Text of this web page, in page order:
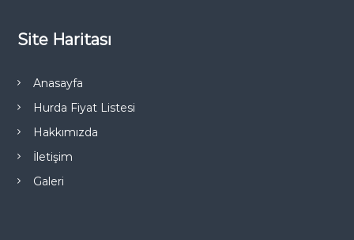
Site Haritası
Anasayfa
Hurda Fiyat Listesi
Hakkımızda
İletişim
Galeri